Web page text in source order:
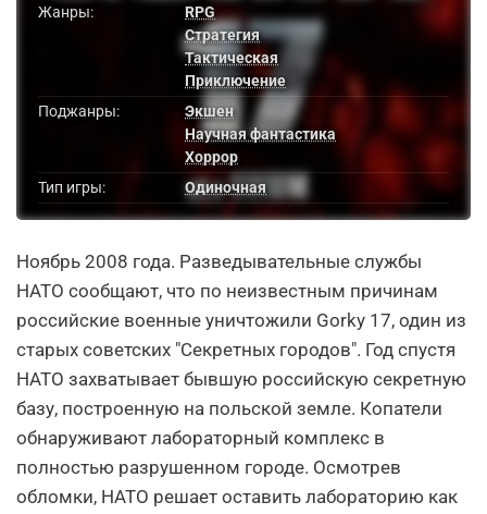
Жанры:
RPG
Стратегия
Тактическая
Приключение
Поджанры:
Экшен
Научная фантастика
Хоррор
Тип игры:
Одиночная
Ноябрь 2008 года. Разведывательные службы
НАТО сообщают, что по неизвестным причинам
российские военные уничтожили Gorky 17, один из
старых советских "Секретных городов". Год спустя
НАТО захватывает бывшую российскую секретную
базу, построенную на польской земле. Копатели
обнаруживают лабораторный комплекс в
полностью разрушенном городе. Осмотрев
обломки, НАТО решает оставить лабораторию как